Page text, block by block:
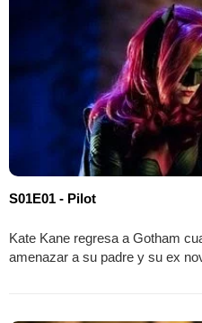
S01E01 - Pilot
Kate Kane regresa a Gotham
amenazar a su padre y su ex